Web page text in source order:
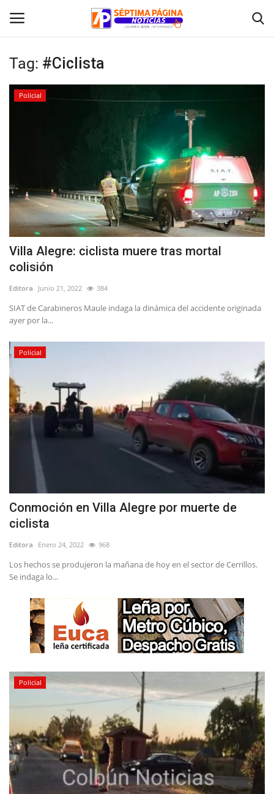
Inicio
Deporte
Política
Espectáculos
Tag: #Ciclista
Policial
Villa Alegre: ciclista muere tras mortal
colisión
Editora Junio 21, 2022 384
SIAT de Carabineros Maule indaga la dinámica del accidente originada
ayer por la...
Policial
Conmoción en Villa Alegre por muerte de
ciclista
Editora Enero 24, 2022 968
Los hechos se produjeron la mañana de hoy en el sector de Cerrillos.
Se indaga lo...
Policial